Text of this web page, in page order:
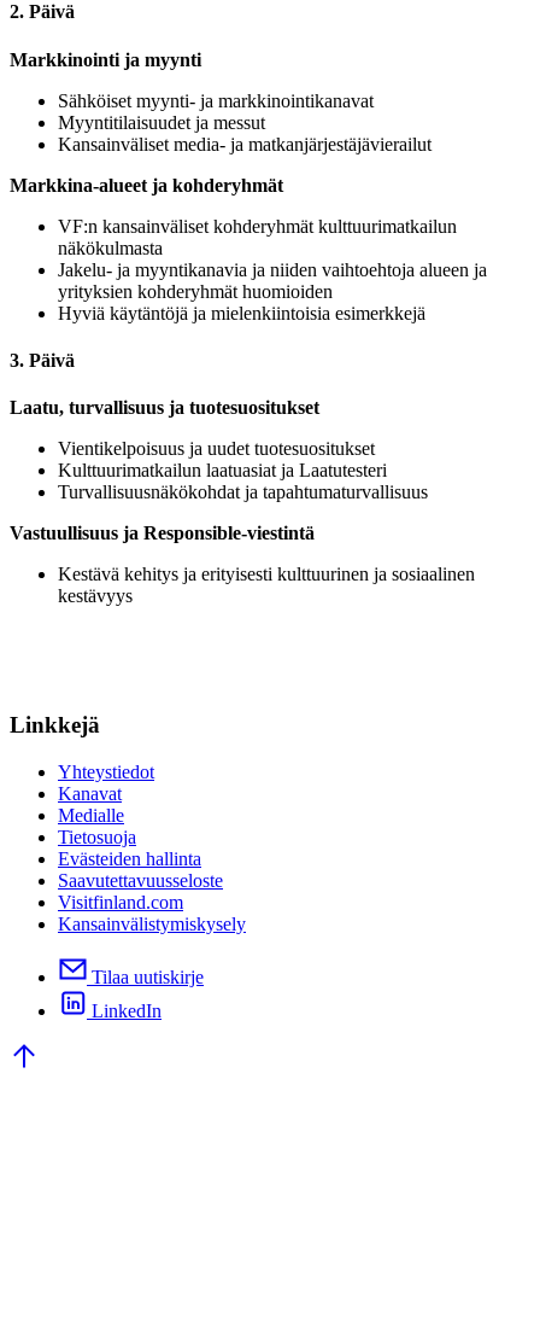
2. Päivä
Markkinointi ja myynti
Sähköiset myynti- ja markkinointikanavat
Myyntitilaisuudet ja messut
Kansainväliset media- ja matkanjärjestäjävierailut
Markkina-alueet ja kohderyhmät
VF:n kansainväliset kohderyhmät kulttuurimatkailun
näkökulmasta
Jakelu- ja myyntikanavia ja niiden vaihtoehtoja alueen ja
yrityksien kohderyhmät huomioiden
Hyviä käytäntöjä ja mielenkiintoisia esimerkkejä
3. Päivä
Laatu, turvallisuus ja tuotesuositukset
Vientikelpoisuus ja uudet tuotesuositukset
Kulttuurimatkailun laatuasiat ja Laatutesteri
Turvallisuusnäkökohdat ja tapahtumaturvallisuus
Vastuullisuus ja Responsible-viestintä
Kestävä kehitys ja erityisesti kulttuurinen ja sosiaalinen
kestävyys
Linkkejä
Yhteystiedot
Kanavat
Medialle
Tietosuoja
Evästeiden hallinta
Saavutettavuusseloste
Visitfinland.com
Kansainvälistymiskysely
Tilaa uutiskirje
LinkedIn